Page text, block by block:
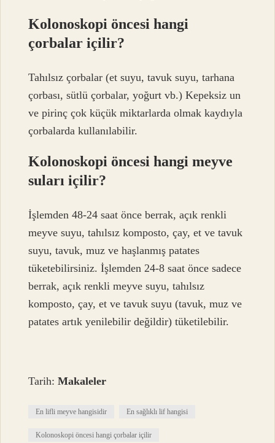
Kolonoskopi öncesi hangi
çorbalar içilir?
Tahılsız çorbalar (et suyu, tavuk suyu, tarhana
çorbası, sütlü çorbalar, yoğurt vb.) Kepeksiz un
ve pirinç çok küçük miktarlarda olmak kaydıyla
çorbalarda kullanılabilir.
Kolonoskopi öncesi hangi meyve
suları içilir?
İşlemden 48-24 saat önce berrak, açık renkli
meyve suyu, tahılsız komposto, çay, et ve tavuk
suyu, tavuk, muz ve haşlanmış patates
tüketebilirsiniz. İşlemden 24-8 saat önce sadece
berrak, açık renkli meyve suyu, tahılsız
komposto, çay, et ve tavuk suyu (tavuk, muz ve
patates artık yenilebilir değildir) tüketilebilir.
Tarih:Makaleler
En lifli meyve hangisidir En sağlıklı lif hangisi
Kolonoskopi öncesi hangi çorbalar içilir